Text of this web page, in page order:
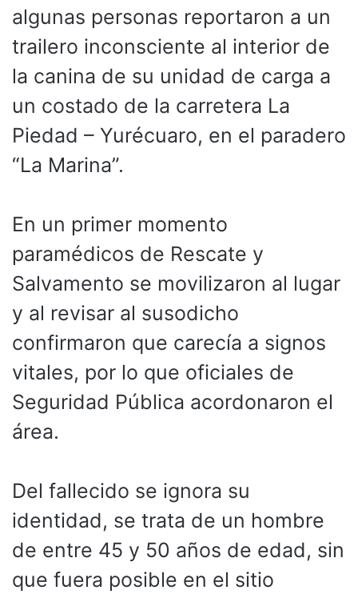
algunas personas reportaron a un
trailero inconsciente al interior de
la canina de su unidad de carga a
un costado de la carretera La
Piedad – Yurécuaro, en el paradero
“La Marina”.
En un primer momento
paramédicos de Rescate y
Salvamento se movilizaron al lugar
y al revisar al susodicho
confirmaron que carecía a signos
vitales, por lo que oficiales de
Seguridad Pública acordonaron el
área.
Del fallecido se ignora su
identidad, se trata de un hombre
de entre 45 y 50 años de edad, sin
que fuera posible en el sitio